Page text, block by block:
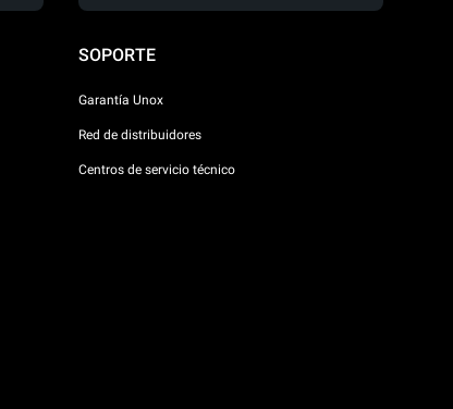
SOPORTE
Garantía Unox
Red de distribuidores
Centros de servicio técnico